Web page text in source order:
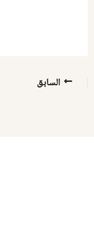
السابق